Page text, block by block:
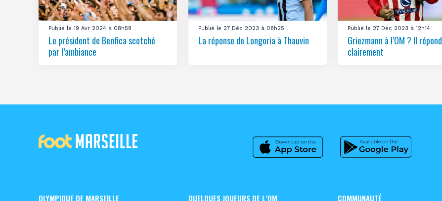
Publié le 19 Avr 2024 à 08h58
Le président de Benfica scotché
par l’ambiance
Publié le 27 Déc 2023 à 08h25
La réponse de Longoria à Thauvin
Publié le 27 Déc 2023 à 12h14
Griezmann à l’OM ? Il répond
clairement
OLYMPIQUE DE MARSEILLE QUELQUES JOUEURS DE L’OM COMMUNAUTÉ